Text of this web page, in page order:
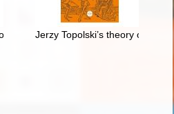
- permanentny fenomen wsi
Jerzy Topolski’s theory of